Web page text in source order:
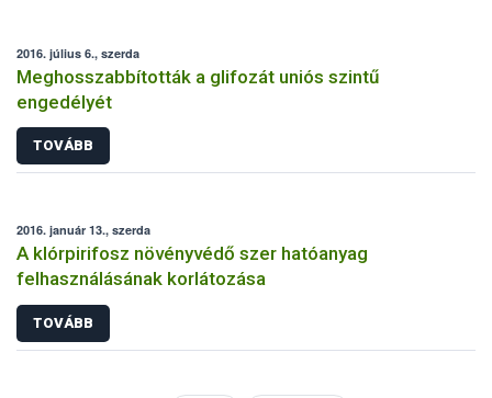
2016. július 6., szerda
Meghosszabbították a glifozát uniós szintű
engedélyét
TOVÁBB
2016. január 13., szerda
A klórpirifosz növényvédő szer hatóanyag
felhasználásának korlátozása
TOVÁBB